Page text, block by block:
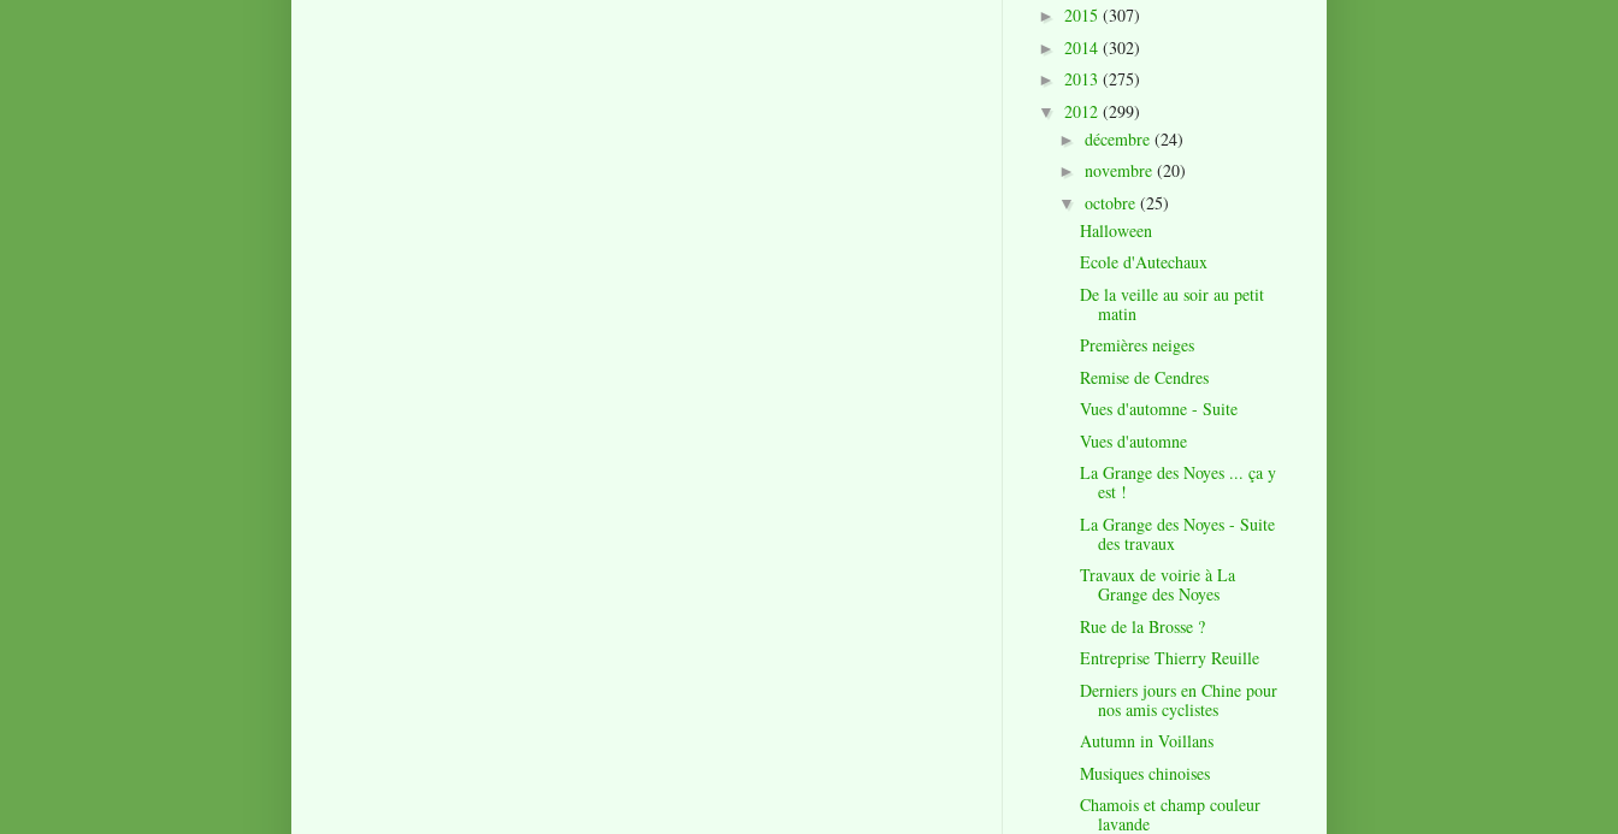
► 2015 (307)
► 2014 (302)
► 2013 (275)
▼ 2012 (299)
► décembre (24)
► novembre (20)
▼ octobre (25)
Halloween
Ecole d'Autechaux
De la veille au soir au petit
matin
Premières neiges
Remise de Cendres
Vues d'automne - Suite
Vues d'automne
La Grange des Noyes ... ça y
est !
La Grange des Noyes - Suite
des travaux
Travaux de voirie à La
Grange des Noyes
Rue de la Brosse ?
Entreprise Thierry Reuille
Derniers jours en Chine pour
nos amis cyclistes
Autumn in Voillans
Musiques chinoises
Chamois et champ couleur
lavande